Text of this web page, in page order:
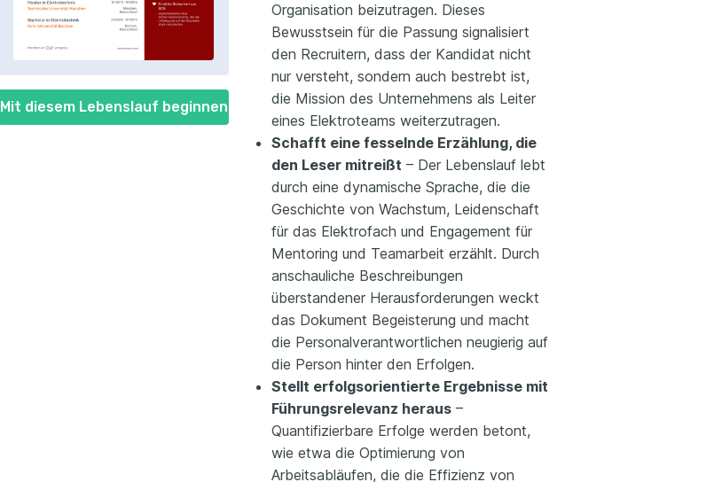
Mit diesem Lebenslauf beginnen
Organisation beizutragen. Dieses
Bewusstsein für die Passung signalisiert
den Recruitern, dass der Kandidat nicht
nur versteht, sondern auch bestrebt ist,
die Mission des Unternehmens als Leiter
eines Elektroteams weiterzutragen.
Schafft eine fesselnde Erzählung, die
den Leser mitreißt – Der Lebenslauf lebt
durch eine dynamische Sprache, die die
Geschichte von Wachstum, Leidenschaft
für das Elektrofach und Engagement für
Mentoring und Teamarbeit erzählt. Durch
anschauliche Beschreibungen
überstandener Herausforderungen weckt
das Dokument Begeisterung und macht
die Personalverantwortlichen neugierig auf
die Person hinter den Erfolgen.
Stellt erfolgsorientierte Ergebnisse mit
Führungsrelevanz heraus –
Quantifizierbare Erfolge werden betont,
wie etwa die Optimierung von
Arbeitsabläufen, die die Effizienz von